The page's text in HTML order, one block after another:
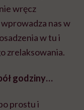
wręcz
nas w
w tu i
zrelaksowania.
godziny…
prostu i